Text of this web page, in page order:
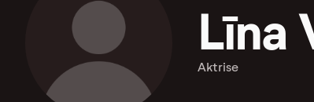
Līna
Aktrise